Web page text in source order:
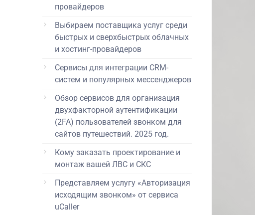
провайдеров
Выбираем поставщика услуг среди
быстрых и сверхбыстрых облачных
и хостинг-провайдеров
Сервисы для интеграции CRM-
систем и популярных мессенджеров
Обзор сервисов для организация
двухфакторной аутентификации
(2FA) пользователей звонком для
сайтов путешествий. 2025 год.
Кому заказать проектирование и
монтаж вашей ЛВС и СКС
Представляем услугу «Авторизация
исходящим звонком» от сервиса
uCaller